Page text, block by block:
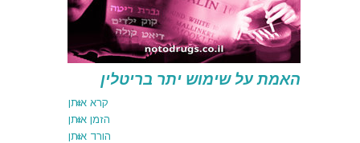
האמת על שימוש יתר בריטלין
קרא אותן
הזמן אותן
הורד אותן